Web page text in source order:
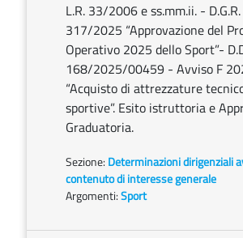
L.R. 33/2006 e ss.mm.ii. -
317/2025 “Approvazione del
Operativo 2025 dello Sport”-
168/2025/00459 - Avviso F
“Acquisto di attrezzature
sportive”. Esito istruttoria e
Graduatoria.
Sezione: Determinazioni dirigenziali
contenuto di interesse generale
Argomenti:Sport